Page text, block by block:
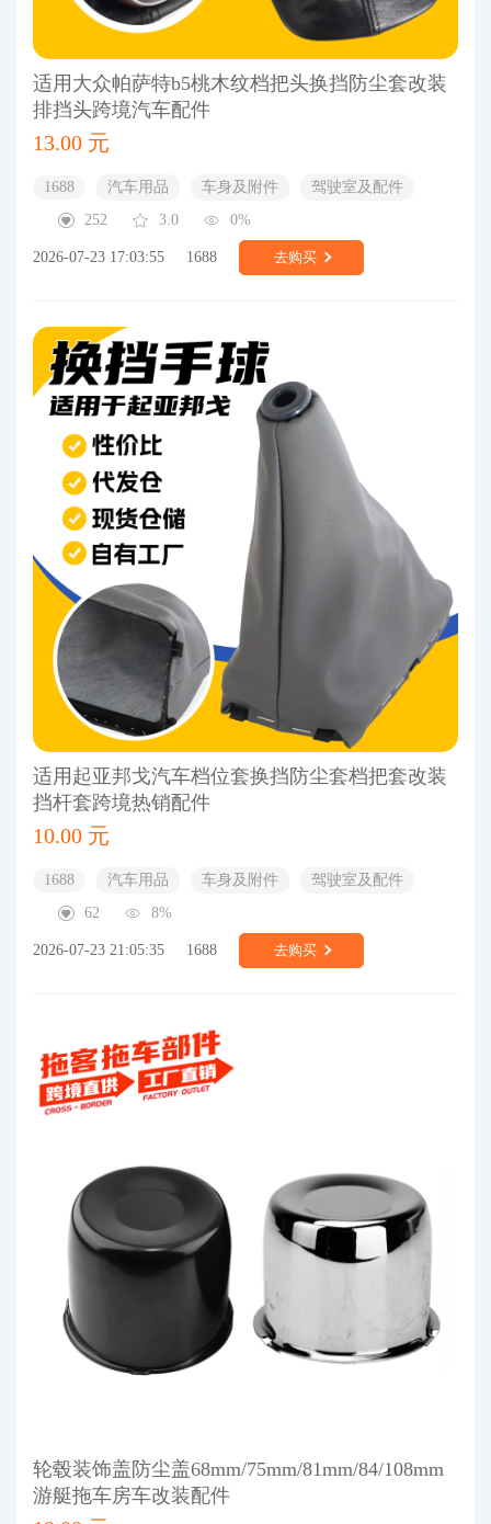
适用大众帕萨特b5桃木纹档把头换挡防尘套改装
排挡头跨境汽车配件
13.00 元
1688 汽车用品 车身及附件
驾驶室及配件
252
3.0 0%
2026-07-23 17:03:55 1688 去购买
适用起亚邦戈汽车档位套换挡防尘套档把套改装
挡杆套跨境热销配件
10.00 元
1688 汽车用品 车身及附件
驾驶室及配件
62
8%
2026-07-23 21:05:35 1688 去购买
轮毂装饰盖防尘盖68mm/75mm/81mm/84/108mm
游艇拖车房车改装配件